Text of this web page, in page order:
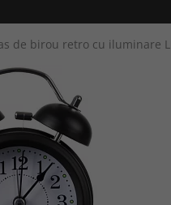
de birou retro cu iluminare